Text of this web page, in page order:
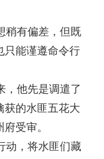
稍有偏差，但既
只能谨遵命令行
他先是调遣了
获的水匪五花大
受审。
动，将水匪们藏